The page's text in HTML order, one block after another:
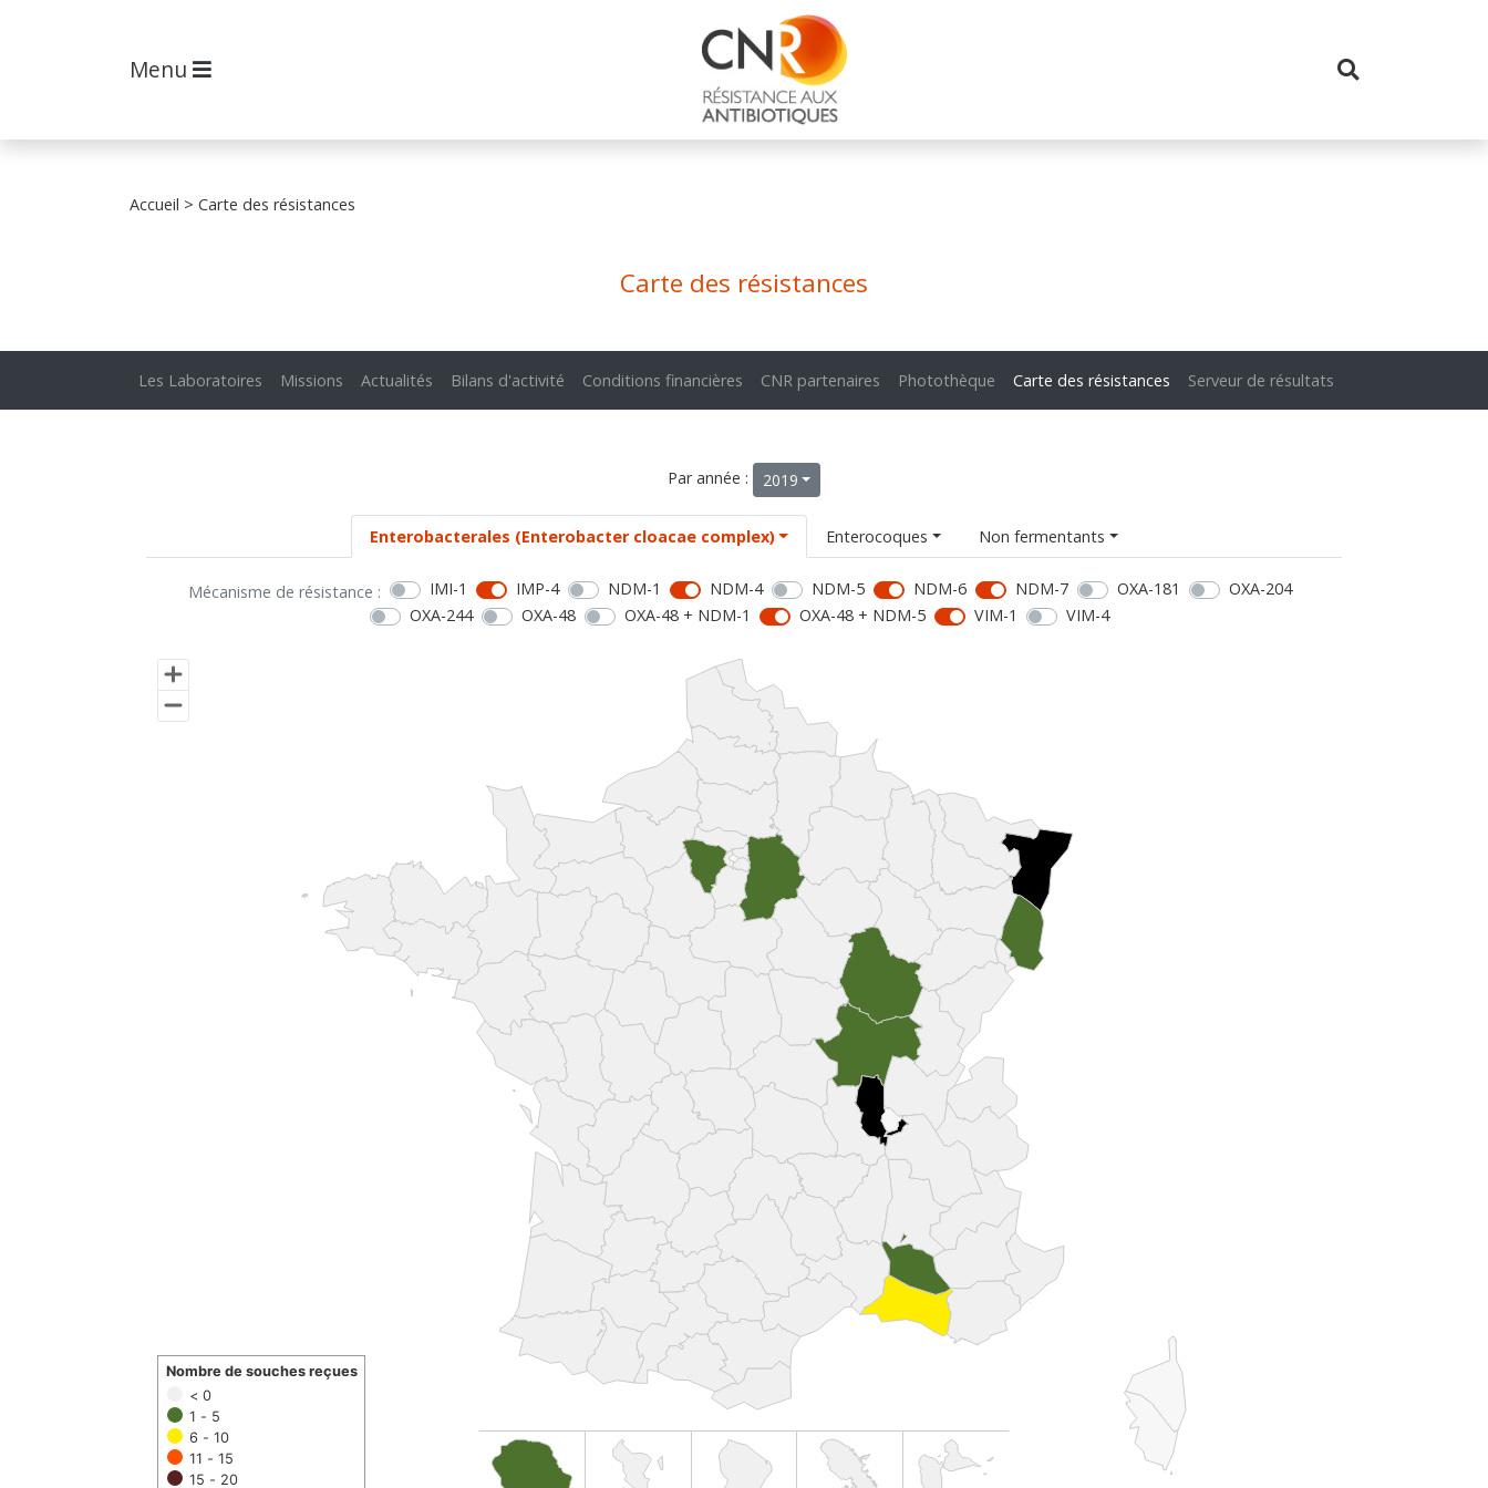
Menu
Accueil > Carte des résistances
Carte des résistances
Les Laboratoires Missions Actualités Bilans d'activité Conditions financières CNR partenaires Photothèque Carte des résistances Serveur de résultats
Par année : 2019
Enterobacterales (Enterobacter cloacae complex) Enterocoques Non fermentants
Mécanisme de résistance : IMI-1 IMP-4 NDM-1 NDM-4 NDM-5 NDM-6 NDM-7 OXA-181
OXA-204
OXA-244
OXA-48 OXA-48 + NDM-1 OXA-48 + NDM-5 VIM-1 VIM-4
< 0
1 - 5
6 - 10
11 - 15
15 - 20
Nombre de souches reçues